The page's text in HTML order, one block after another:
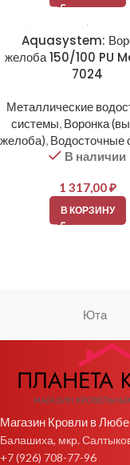
Aquasystem:
желоба 150/100 PU
7024
Металлические
системы, Воронка
желоба), Водосточные
В наличии
1 317,00₽
В КОРЗИНУ
Юта
Магазин Кровли в
Балашиха, мкр.
+7 (926) 708-77-96